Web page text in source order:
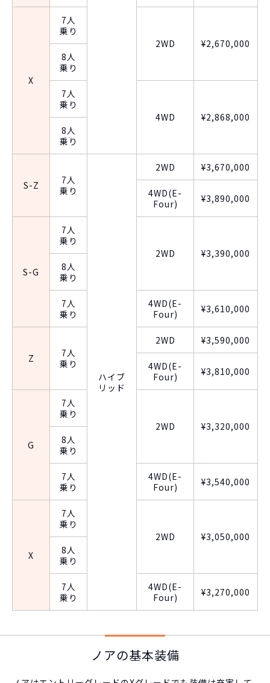
X
7人
乗り
2WD
¥2,670,000
8人
乗り
7人
乗り
4WD
¥2,868,000
8人
乗り
S-Z
7人
乗り
ハイブ
リッド
2WD ¥3,670,000
4WD(E-
Four)
¥3,890,000
S-G
7人
乗り
2WD
¥3,390,000
8人
乗り
7人
乗り
4WD(E-
Four)
¥3,610,000
Z
7人
乗り
2WD ¥3,590,000
4WD(E-
Four)
¥3,810,000
G
7人
乗り
2WD
¥3,320,000
8人
乗り
7人
乗り
4WD(E-
Four)
¥3,540,000
X
7人
乗り
2WD
¥3,050,000
8人
乗り
7人
乗り
4WD(E-
Four)
¥3,270,000
ノアの基本装備